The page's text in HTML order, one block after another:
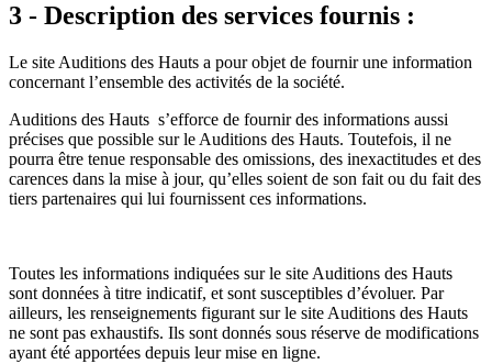
3 - Description des services fournis :
Le site Auditions des Hauts a pour objet de fournir une information
concernant l’ensemble des activités de la société.
Auditions des Hauts s’efforce de fournir des informations aussi
précises que possible sur le Auditions des Hauts. Toutefois, il ne
pourra être tenue responsable des omissions, des inexactitudes et des
carences dans la mise à jour, qu’elles soient de son fait ou du fait des
tiers partenaires qui lui fournissent ces informations.
Toutes les informations indiquées sur le site Auditions des Hauts
sont données à titre indicatif, et sont susceptibles d’évoluer. Par
ailleurs, les renseignements figurant sur le site Auditions des Hauts
ne sont pas exhaustifs. Ils sont donnés sous réserve de modifications
ayant été apportées depuis leur mise en ligne.